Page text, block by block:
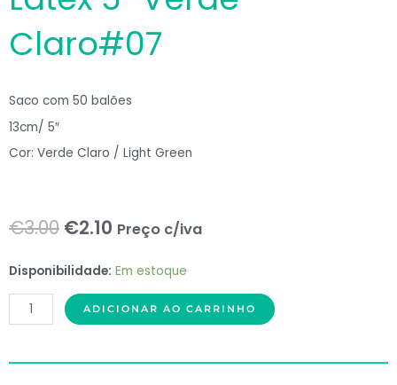
Claro#07
Saco com 50 balões
13cm/ 5″
Cor: Verde Claro / Light Green
€3.00 O
preço
original
era:
€3.00.
€2.10 O
preço
atual
é:
€2.10.
Preço c/iva
Disponibilidade: Em estoque
ME
Balloons
Latex
ADICIONAR AO CARRINHO